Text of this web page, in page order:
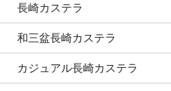
長崎カステラ
和三盆長崎カステラ
カジュアル長崎カステラ